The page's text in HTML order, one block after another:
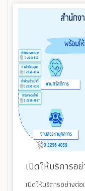
เปิดให้บริการอ
เปิดให้บริการอย่างต่